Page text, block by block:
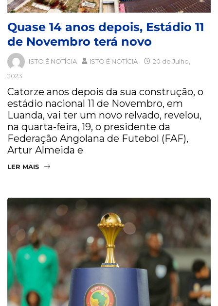
Quase 14 anos depois, Estádio 11
de Novembro terá novo
ISTO É NOTÍCIA ISTO É NOTÍCIA
20 de Julho,
2023
Catorze anos depois da sua construção, o
estádio nacional 11 de Novembro, em
Luanda, vai ter um novo relvado, revelou,
na quarta-feira, 19, o presidente da
Federação Angolana de Futebol (FAF),
Artur Almeida e
LER MAIS